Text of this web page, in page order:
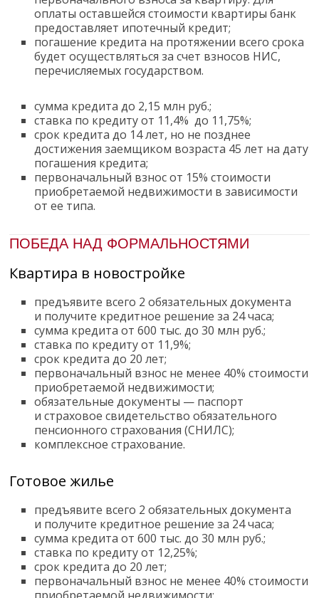
оплаты оставшейся стоимости квартиры банк
предоставляет ипотечный кредит;
погашение кредита на протяжении всего срока
будет осуществляться за счет взносов НИС,
перечисляемых государством.
сумма кредита до 2,15 млн руб.;
ставка по кредиту ​​​от 11,4% ​​​до 11,75%;
срок кредита до 14 лет, но не позднее
достижения заемщиком возраста 45 лет на дату
погашения кредита;
первоначальный взнос от 15% стоимости
приобретаемой недвижимости в зависимости
от ее типа.
ПОБЕДА НАД ФОРМАЛЬНОСТЯМИ
Квартира в новостройке
предъявите всего 2 обязательных документа
и получите кредитное решение за 24 часа;
сумма кредита от 600 тыс.до 30 млн руб.;
ставка по кредитуот 11,9%;
срок кредита до 20 лет;
первоначальный взнос не менее 40% стоимости
приобретаемой недвижимости;
обязательные документы — паспорт
и страховое свидетельство обязательного
пенсионного страхования (СНИЛС);
комплексное страхование.
Готовое жилье
предъявите всего 2 обязательных документа
и получите кредитное решение за 24 часа;
сумма кредита от 600 тыс.до 30 млн руб.;
ставка по кредитуот 12,25%;
срок кредита до 20 лет;
первоначальный взнос не менее 40% стоимости